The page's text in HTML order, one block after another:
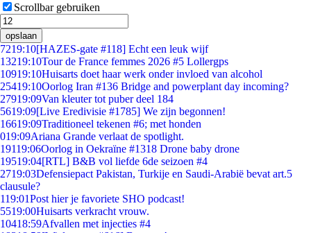
Scrollbar gebruiken
opslaan
7219:10[HAZES-gate #118] Echt een leuk wijf
13219:10Tour de France femmes 2026 #5 Lollergps
10919:10Huisarts doet haar werk onder invloed van alcohol
25419:10Oorlog Iran #136 Bridge and powerplant day incoming?
27919:09Van kleuter tot puber deel 184
5619:09[Live Eredivisie #1785] We zijn begonnen!
16619:09Traditioneel tekenen #6; met honden
019:09Ariana Grande verlaat de spotlight.
19119:06Oorlog in Oekraïne #1318 Drone baby drone
19519:04[RTL] B&B vol liefde 6de seizoen #4
2719:03Defensiepact Pakistan, Turkije en Saudi-Arabië bevat art.5
clausule?
119:01Post hier je favoriete SHO podcast!
5519:00Huisarts verkracht vrouw.
10418:59Afvallen met injecties #4